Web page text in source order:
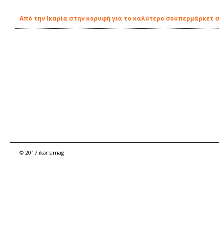
Από την Ικαρία στην κορυφή για το καλύτερο σουπερμάρκετ
© 2017 ikariamag